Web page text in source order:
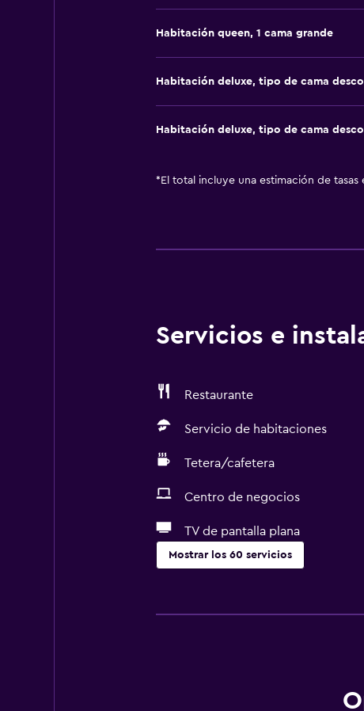
Habitación queen, 1 cama grande
Habitación deluxe, tipo de cama
Habitación deluxe, tipo de cama
* El total incluye una estimación de
Servicios e
Restaurante
Servicio de habitaciones
Tetera/cafetera
Centro de negocios
TV de pantalla plana
Mostrar los 60 servicios
Wifi gratis